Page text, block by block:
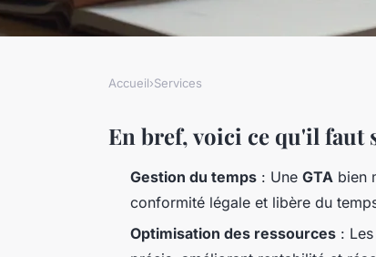
la gestion des
pour gagner en
Accueil›Services
En bref, voici ce qu'il faut
Gestion du temps : Une GTA bien
conformité légale et libère du
Optimisation des ressources :